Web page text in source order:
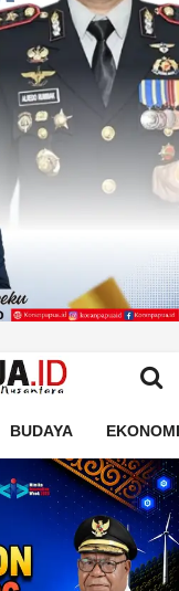
BUDAYA EKONOMI